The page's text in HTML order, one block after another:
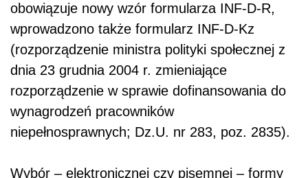
obowiązuje nowy wzór formularza INF-D-R,
wprowadzono także formularz INF-D-Kz
(rozporządzenie ministra polityki społecznej z
dnia 23 grudnia 2004 r. zmieniające
rozporządzenie w sprawie dofinansowania do
wynagrodzeń pracowników
niepełnosprawnych; Dz.U. nr 283, poz. 2835).
Wybór – elektronicznej czy pisemnej – formy